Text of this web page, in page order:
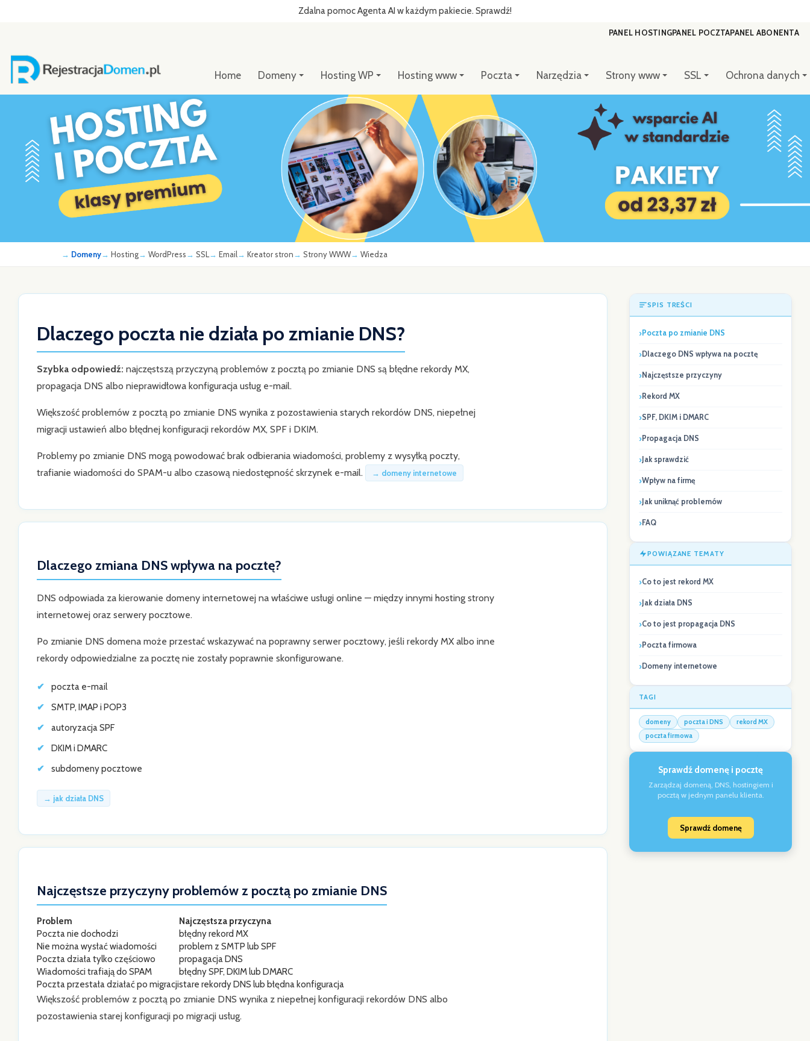
Zdalna pomoc Agenta AI w każdym pakiecie. Sprawdź!
PANEL HOSTINGPANEL POCZTAPANEL ABONENTA
Home Domeny Hosting WP Hosting www Poczta Narzędzia Strony www SSL Ochrona danych
Domeny Hosting WordPress SSL Email Kreator stron Strony WWW Wiedza
Dlaczego poczta nie działa po zmianie DNS?
Szybka odpowiedź: najczęstszą przyczyną problemów z pocztą po zmianie DNS są błędne rekordy MX,
propagacja DNS albo nieprawidłowa konfiguracja usług e-mail.
Większość problemów z pocztą po zmianie DNS wynika z pozostawienia starych rekordów DNS, niepełnej
migracji ustawień albo błędnej konfiguracji rekordów MX, SPF i DKIM.
Problemy po zmianie DNS mogą powodować brak odbierania wiadomości, problemy z wysyłką poczty,
trafianie wiadomości do SPAM-u albo czasową niedostępność skrzynek e-mail.
→ domeny internetowe
Dlaczego zmiana DNS wpływa na pocztę?
DNS odpowiada za kierowanie domeny internetowej na właściwe usługi online — między innymi hosting strony
internetowej oraz serwery pocztowe.
Po zmianie DNS domena może przestać wskazywać na poprawny serwer pocztowy, jeśli rekordy MX albo inne
rekordy odpowiedzialne za pocztę nie zostały poprawnie skonfigurowane.
poczta e-mail
SMTP, IMAP i POP3
autoryzacja SPF
DKIM i DMARC
subdomeny pocztowe
→ jak działa DNS
Najczęstsze przyczyny problemów z pocztą po zmianie DNS
Problem
Najczęstsza przyczyna
Poczta nie dochodzi
błędny rekord MX
Nie można wysłać wiadomości
problem z SMTP lub SPF
Poczta działa tylko częściowo
propagacja DNS
Wiadomości trafiają do SPAM
błędny SPF, DKIM lub DMARC
Poczta przestała działać po migracjistare rekordy DNS lub błędna konfiguracja
Większość problemów z pocztą po zmianie DNS wynika z niepełnej konfiguracji rekordów DNS albo
pozostawienia starej konfiguracji po migracji usług.
SPIS TREŚCI
Poczta po zmianie DNS
Dlaczego DNS wpływa na pocztę
Najczęstsze przyczyny
Rekord MX
SPF, DKIM i DMARC
Propagacja DNS
Jak sprawdzić
Wpływ na firmę
Jak uniknąć problemów
FAQ
POWIĄZANE TEMATY
Co to jest rekord MX
Jak działa DNS
Co to jest propagacja DNS
Poczta firmowa
Domeny internetowe
TAGI
domeny poczta i DNS
rekord MX
poczta firmowa
Sprawdź domenę i pocztę
Zarządzaj domeną, DNS, hostingiem i
pocztą w jednym panelu klienta.
Sprawdź domenę